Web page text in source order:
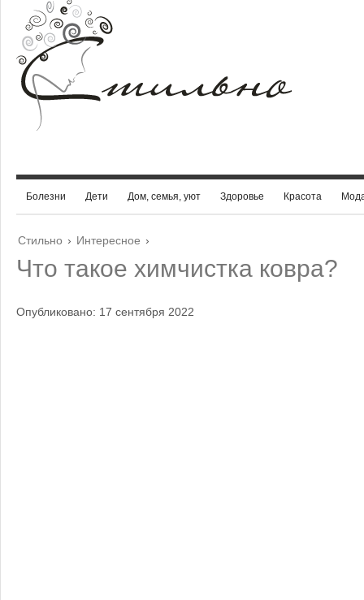
Болезни Дети Дом, семья, уют Здоровье Красота
Стильно › Интересное ›
Что такое химчистка ковра?
Опубликовано: 17 сентября 2022